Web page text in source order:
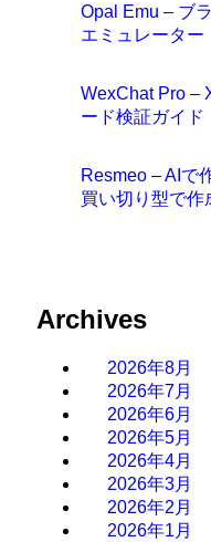
Opal Emu – ブ
エミュレーター
WexChat Pro –
ード検証ガイド
Resmeo – AIで
買い切り型で作
Archives
2026年8月
2026年7月
2026年6月
2026年5月
2026年4月
2026年3月
2026年2月
2026年1月